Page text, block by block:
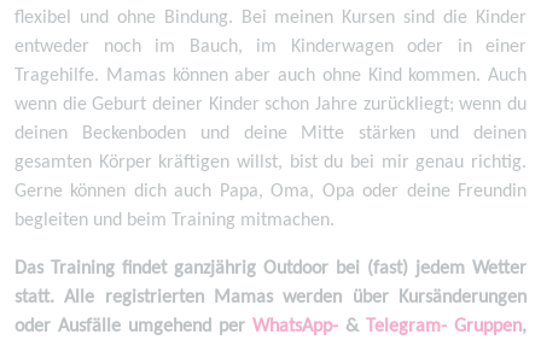
flexibel und ohne Bindung. Bei meinen Kursen sind die Kinder
entweder noch im Bauch, im Kinderwagen oder in einer
Tragehilfe. Mamas können aber auch ohne Kind kommen. Auch
wenn die Geburt deiner Kinder schon Jahre zurückliegt; wenn du
deinen Beckenboden und deine Mitte stärken und deinen
gesamten Körper kräftigen willst, bist du bei mir genau richtig.
Gerne können dich auch Papa, Oma, Opa oder deine Freundin
begleiten und beim Training mitmachen.
Das Training findet ganzjährig Outdoor bei (fast) jedem Wetter
statt. Alle registrierten Mamas werden über Kursänderungen
oder Ausfälle umgehend per WhatsApp- & Telegram- Gruppen,